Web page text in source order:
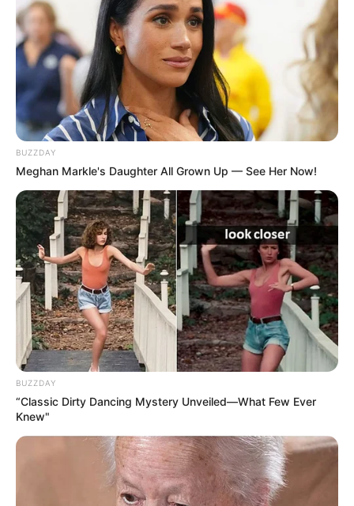
BUZZDAY
Meghan Markle's Daughter All Grown Up — See Her Now!
BUZZDAY
“Classic Dirty Dancing Mystery Unveiled—What Few Ever
Knew"